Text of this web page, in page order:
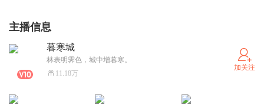
主播信息
暮寒城
林表明霁色，城中增暮寒。
11.18万
加关注